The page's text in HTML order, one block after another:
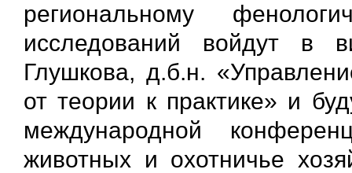
региональному
исследований войдут в
Глушкова, д.б.н.
от теории к практике» и
международной
животных и охотничье